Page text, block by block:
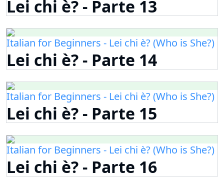
Lei chi è? - Parte 13
Italian for Beginners - Lei chi è? (Who is She?)
Lei chi è? - Parte 14
Italian for Beginners - Lei chi è? (Who is She?)
Lei chi è? - Parte 15
Italian for Beginners - Lei chi è? (Who is She?)
Lei chi è? - Parte 16